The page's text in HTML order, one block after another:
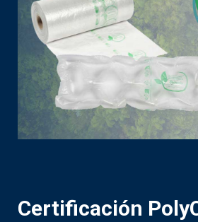
Certificación